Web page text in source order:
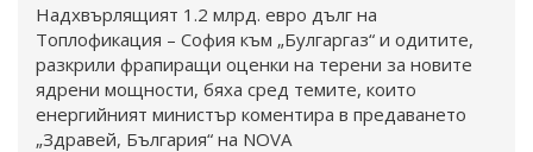
Надхвърлящият 1.2 млрд. евро дълг на
Топлофикация – София към „Булгаргаз“ и одитите,
разкрили фрапиращи оценки на терени за новите
ядрени мощности, бяха сред темите, които
енергийният министър коментира в предаването
„Здравей, България“ на NOVA